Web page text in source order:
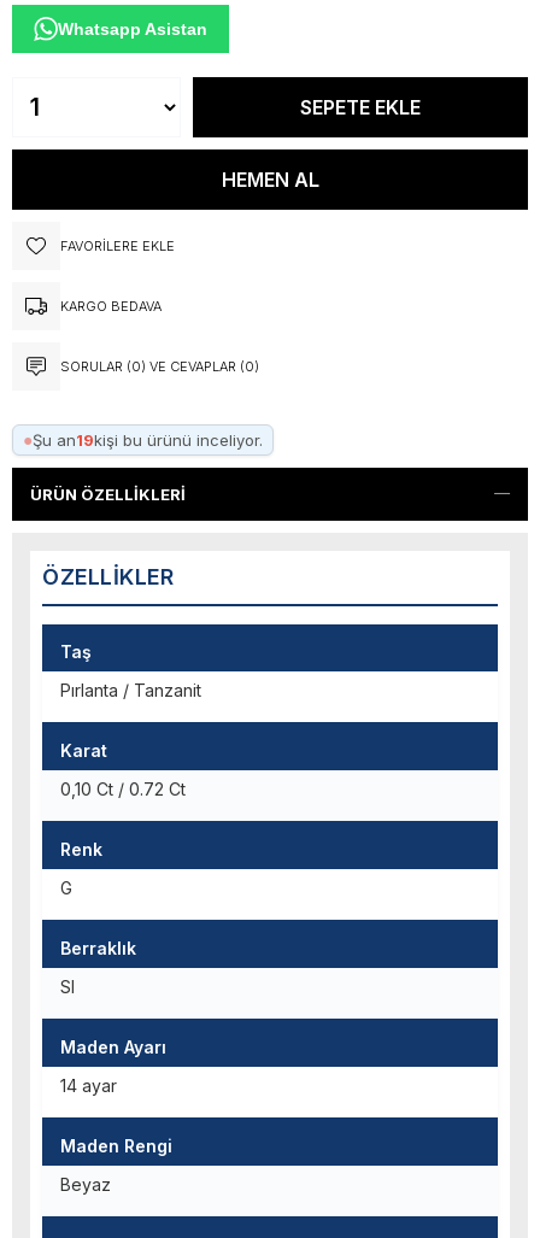
Whatsapp Asistan
FAVORILERE EKLE
KARGO BEDAVA
SORULAR (0) VE CEVAPLAR (0)
●Şu an19kişi bu ürünü inceliyor.
ÜRÜN ÖZELLIKLERI
ÖZELLIKLER
Taş
Pırlanta / Tanzanit
Karat
0,10 Ct / 0.72 Ct
Renk
G
Berraklık
SI
Maden Ayarı
14 ayar
Maden Rengi
Beyaz